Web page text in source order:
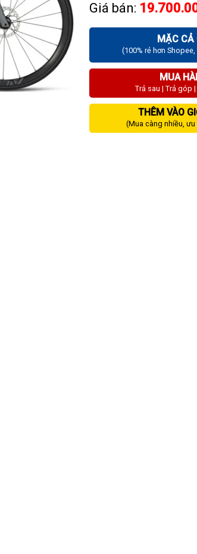
Giá bán:
MẶC CẢ
(100% rẻ hơn
MUA
Trả sau | Trả góp
THÊM VÀO
(Mua càng nhiều,